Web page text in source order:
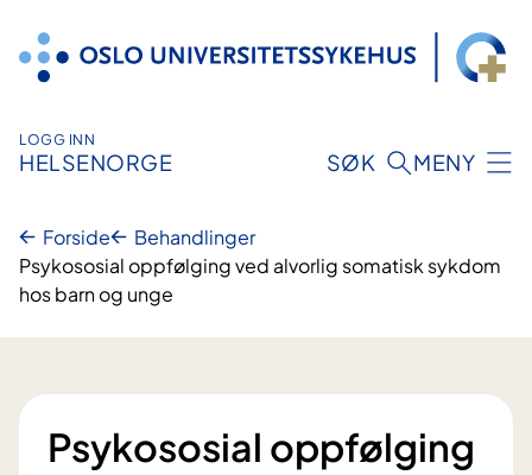
innhold
LOGG INN
HELSENORGE SØK MENY
Forside
Behandlinger
Psykososial oppfølging ved alvorlig somatisk sykdom
hos barn og unge
Psykososial oppfølging